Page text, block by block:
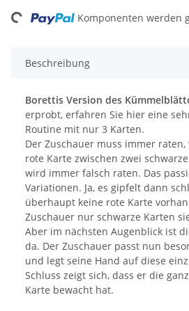
Komponenten werden
Beschreibung
Borettis Version des
erprobt, erfahren Sie hier eine
Routine mit nur 3 Karten.
Der Zuschauer muss immer
rote Karte zwischen zwei
wird immer falsch raten. Das
Variationen. Ja, es gipfelt dann
überhaupt keine rote Karte
Zuschauer nur schwarze Karten
Aber im nächsten Augenblick ist
da. Der Zuschauer passt nun
und legt seine Hand auf diese
Schluss zeigt sich, dass er die
Karte bewacht hat.